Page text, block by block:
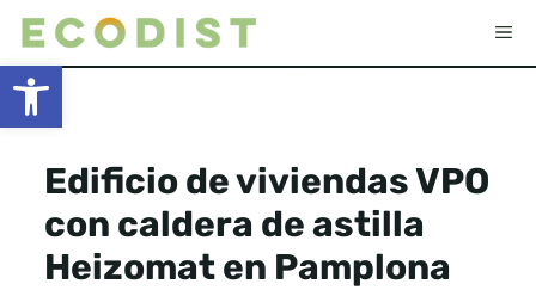
Abrir barra de herramientas
Saltar
contenido
Edificio de viviendas VPO
con caldera de astilla
Heizomat en Pamplona